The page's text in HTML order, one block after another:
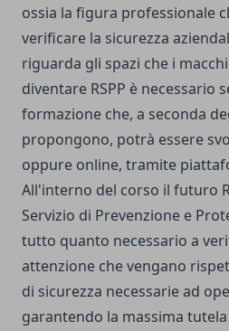
ossia la figura professionale
verificare la sicurezza
riguarda gli spazi che i
diventare RSPP è necessario
formazione che, a seconda
propongono, potrà essere
oppure online, tramite
All'interno del corso il futuro
Servizio di Prevenzione e
tutto quanto necessario a
attenzione che vengano
di sicurezza necessarie ad
garantendo la massima